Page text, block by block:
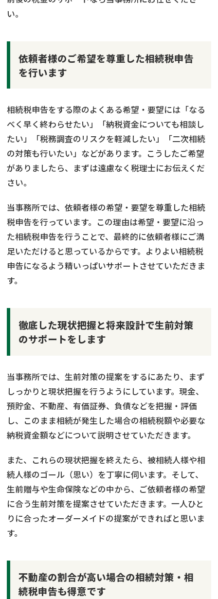
い。
依頼者様のご希望を尊重した相続税申告
を行います
相続税申告をする際のよくある希望・要望には「なる
べく早く終わらせたい」「納税資金についても相談し
たい」「税務調査のリスクを軽減したい」「二次相続
の対策も行いたい」などがあります。こうしたご希望
がありましたら、まずは遠慮なく税理士にお伝えくだ
さい。
当事務所では、依頼者様の希望・要望を尊重した相続
税申告を行っています。この理由は希望・要望に沿っ
た相続税申告を行うことで、最終的に依頼者様にご満
足いただけると思っているからです。よりよい相続税
申告になるよう精いっぱいサポートさせていただきま
す。
徹底した現状把握と将来設計で生前対策
のサポートをします
当事務所では、生前対策の提案をするにあたり、まず
しっかりと現状把握を行うようにしています。現金、
預貯金、不動産、有価証券、負債などを把握・評価
し、このまま相続が発生した場合の相続税額や必要な
納税資金額などについて説明させていただきます。
また、これらの現状把握を終えたら、被相続人様や相
続人様のゴール（思い）を丁寧に伺います。そして、
生前贈与や生命保険などの中から、ご依頼者様の希望
に合う生前対策を提案させていただきます。一人ひと
りに合ったオーダーメイドの提案ができればと思いま
す。
不動産の割合が高い場合の相続対策・相
続税申告も得意です